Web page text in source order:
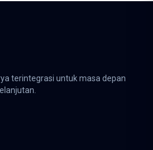
terintegrasi untuk masa depan